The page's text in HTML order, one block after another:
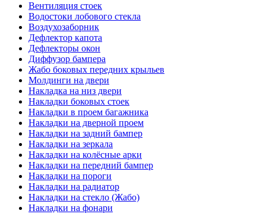
Вентиляция стоек
Водостоки лобового стекла
Воздухозаборник
Дефлектор капота
Дефлекторы окон
Диффузор бампера
Жабо боковых передних крыльев
Молдинги на двери
Накладка на низ двери
Накладки боковых стоек
Накладки в проем багажника
Накладки на дверной проем
Накладки на задний бампер
Накладки на зеркала
Накладки на колёсные арки
Накладки на передний бампер
Накладки на пороги
Накладки на радиатор
Накладки на стекло (Жабо)
Накладки на фонари